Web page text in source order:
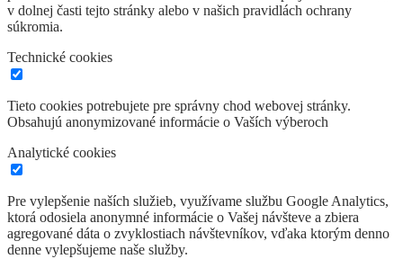
v dolnej časti tejto stránky alebo v našich pravidlách ochrany
súkromia.
Technické cookies
Tieto cookies potrebujete pre správny chod webovej stránky.
Obsahujú anonymizované informácie o Vaších výberoch
Analytické cookies
Pre vylepšenie naších služieb, využívame službu Google Analytics,
ktorá odosiela anonymné informácie o Vašej návšteve a zbiera
agregované dáta o zvyklostiach návštevníkov, vďaka ktorým denno
denne vylepšujeme naše služby.